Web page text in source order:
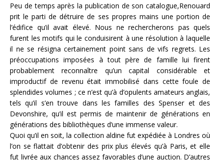
Peu de temps après la publication de son catalogue,Renouard
prit le parti de détruire de ses propres mains une portion de
l’édifice qu’il avait élevé. Nous ne rechercherons pas quels
furent les motifs qui le conduisirent à une résolution à laquelle
il ne se résigna certainement point sans de vifs regrets. Les
préoccupations imposées à tout père de famille lui firent
probablement reconnaître qu’un capital considérable et
improductif de revenu était immobilisé dans cette foule de
splendides volumes ; ce n’est qu’à d’opulents amateurs anglais,
tels qu’il s’en trouve dans les familles des Spenser et des
Devonshire, qu’il est permis de maintenir de générations en
générations des bibliothèques d’une immense valeur.
Quoi qu’il en soit, la collection aldine fut expédiée à Londres où
l’on se flattait d’obtenir des prix plus élevés qu’à Paris, et elle
fut livrée aux chances assez favorables d’une auction. D’autres